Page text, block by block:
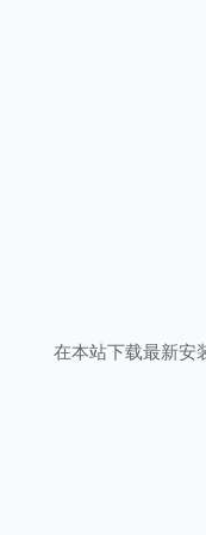
在本站下载最新安